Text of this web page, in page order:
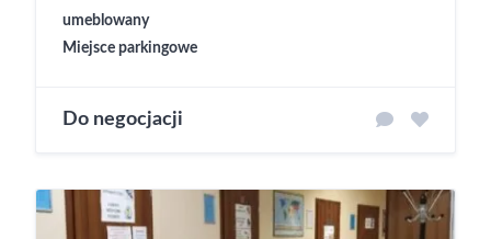
umeblowany
Miejsce parkingowe
Do negocjacji